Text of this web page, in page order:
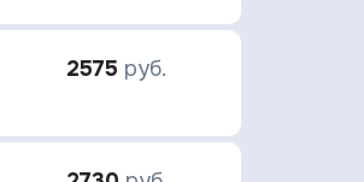
2575 руб.